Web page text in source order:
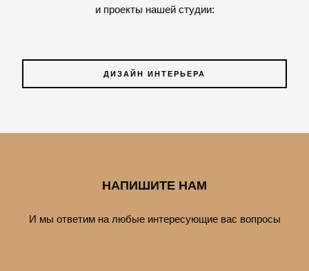
и проекты нашей студии:
ДИЗАЙН ИНТЕРЬЕРА
НАПИШИТЕ НАМ
И мы ответим на любые интересующие вас вопросы